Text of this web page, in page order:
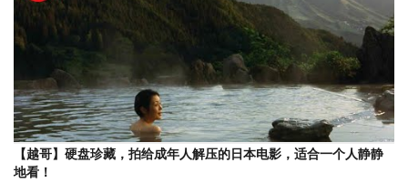
【越哥】硬盘珍藏，拍给成年人解压的日本电影，适合一个人静静
地看！